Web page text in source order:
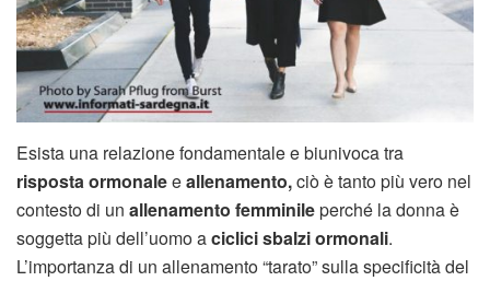
Esista una relazione fondamentale e biunivoca tra
risposta ormonaleeallenamento,ciò è tanto più vero nel
contesto di un allenamento femminileperché la donna è
soggetta più dell’uomo aciclicisbalzi ormonali.
L’importanza di un allenamento “tarato” sulla specificità del